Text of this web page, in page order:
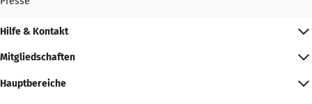
Hilfe & Kontakt
Mitgliedschaften
Hauptbereiche